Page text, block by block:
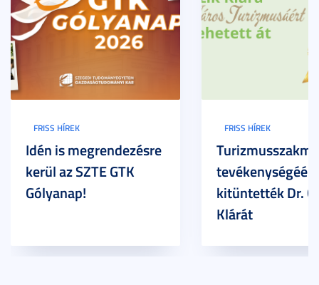
FRISS HÍREK
Idén is megrendezésre
kerül az SZTE GTK
Gólyanap!
FRISS HÍREK
tevékenységéért
kitüntették Dr.
Klárát